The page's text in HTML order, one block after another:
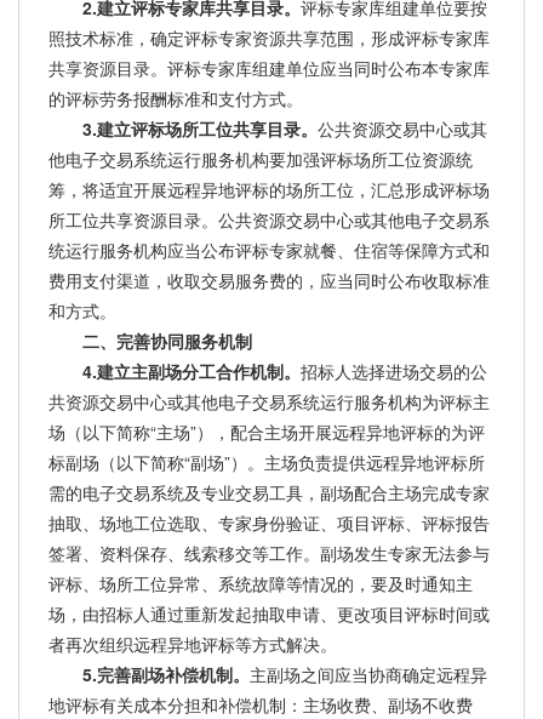
2.建立评标专家库共享目录。 评标专家库组建单位要按
照技术标准，确定评标专家资源共享范围，形成评标专家库
共享资源目录。评标专家库组建单位应当同时公布本专家库
的评标劳务报酬标准和支付方式。
3.建立评标场所工位共享目录。 公共资源交易中心或其
他电子交易系统运行服务机构要加强评标场所工位资源统
筹，将适宜开展远程异地评标的场所工位，汇总形成评标场
所工位共享资源目录。公共资源交易中心或其他电子交易系
统运行服务机构应当公布评标专家就餐、住宿等保障方式和
费用支付渠道，收取交易服务费的，应当同时公布收取标准
和方式。
二、完善协同服务机制
4.建立主副场分工合作机制。 招标人选择进场交易的公
共资源交易中心或其他电子交易系统运行服务机构为评标主
场（以下简称“主场”），配合主场开展远程异地评标的为评
标副场（以下简称“副场”）。主场负责提供远程异地评标所
需的电子交易系统及专业交易工具，副场配合主场完成专家
抽取、场地工位选取、专家身份验证、项目评标、评标报告
签署、资料保存、线索移交等工作。副场发生专家无法参与
评标、场所工位异常、系统故障等情况的，要及时通知主
场，由招标人通过重新发起抽取申请、更改项目评标时间或
者再次组织远程异地评标等方式解决。
5.完善副场补偿机制。 主副场之间应当协商确定远程异
地评标有关成本分担和补偿机制：主场收费、副场不收费